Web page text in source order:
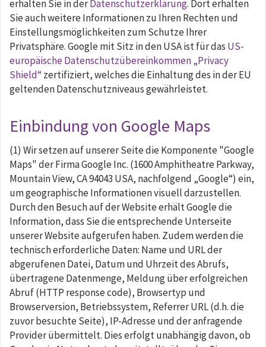
erhalten Sie in derDatenschutzerklärung. Dort erhalten
Sie auch weitere Informationen zu Ihren Rechten und
Einstellungsmöglichkeiten zum Schutze Ihrer
Privatsphäre. Google mit Sitz in den USA ist für das US-
europäische Datenschutzübereinkommen „Privacy
Shield“zertifiziert, welches die Einhaltung des in der EU
geltenden Datenschutzniveaus gewährleistet.
Einbindung von Google Maps
(1) Wir setzen auf unserer Seite die Komponente "Google
Maps" der Firma Google Inc. (1600 Amphitheatre Parkway,
Mountain View, CA 94043 USA, nachfolgend „Google“) ein,
um geographische Informationen visuell darzustellen.
Durch den Besuch auf der Website erhält Google die
Information, dass Sie die entsprechende Unterseite
unserer Website aufgerufen haben. Zudem werden die
technisch erforderliche Daten: Name und URL der
abgerufenen Datei, Datum und Uhrzeit des Abrufs,
übertragene Datenmenge, Meldung über erfolgreichen
Abruf (HTTP response code), Browsertyp und
Browserversion, Betriebssystem, Referrer URL (d.h. die
zuvor besuchte Seite), IP-Adresse und der anfragende
Provider übermittelt. Dies erfolgt unabhängig davon, ob